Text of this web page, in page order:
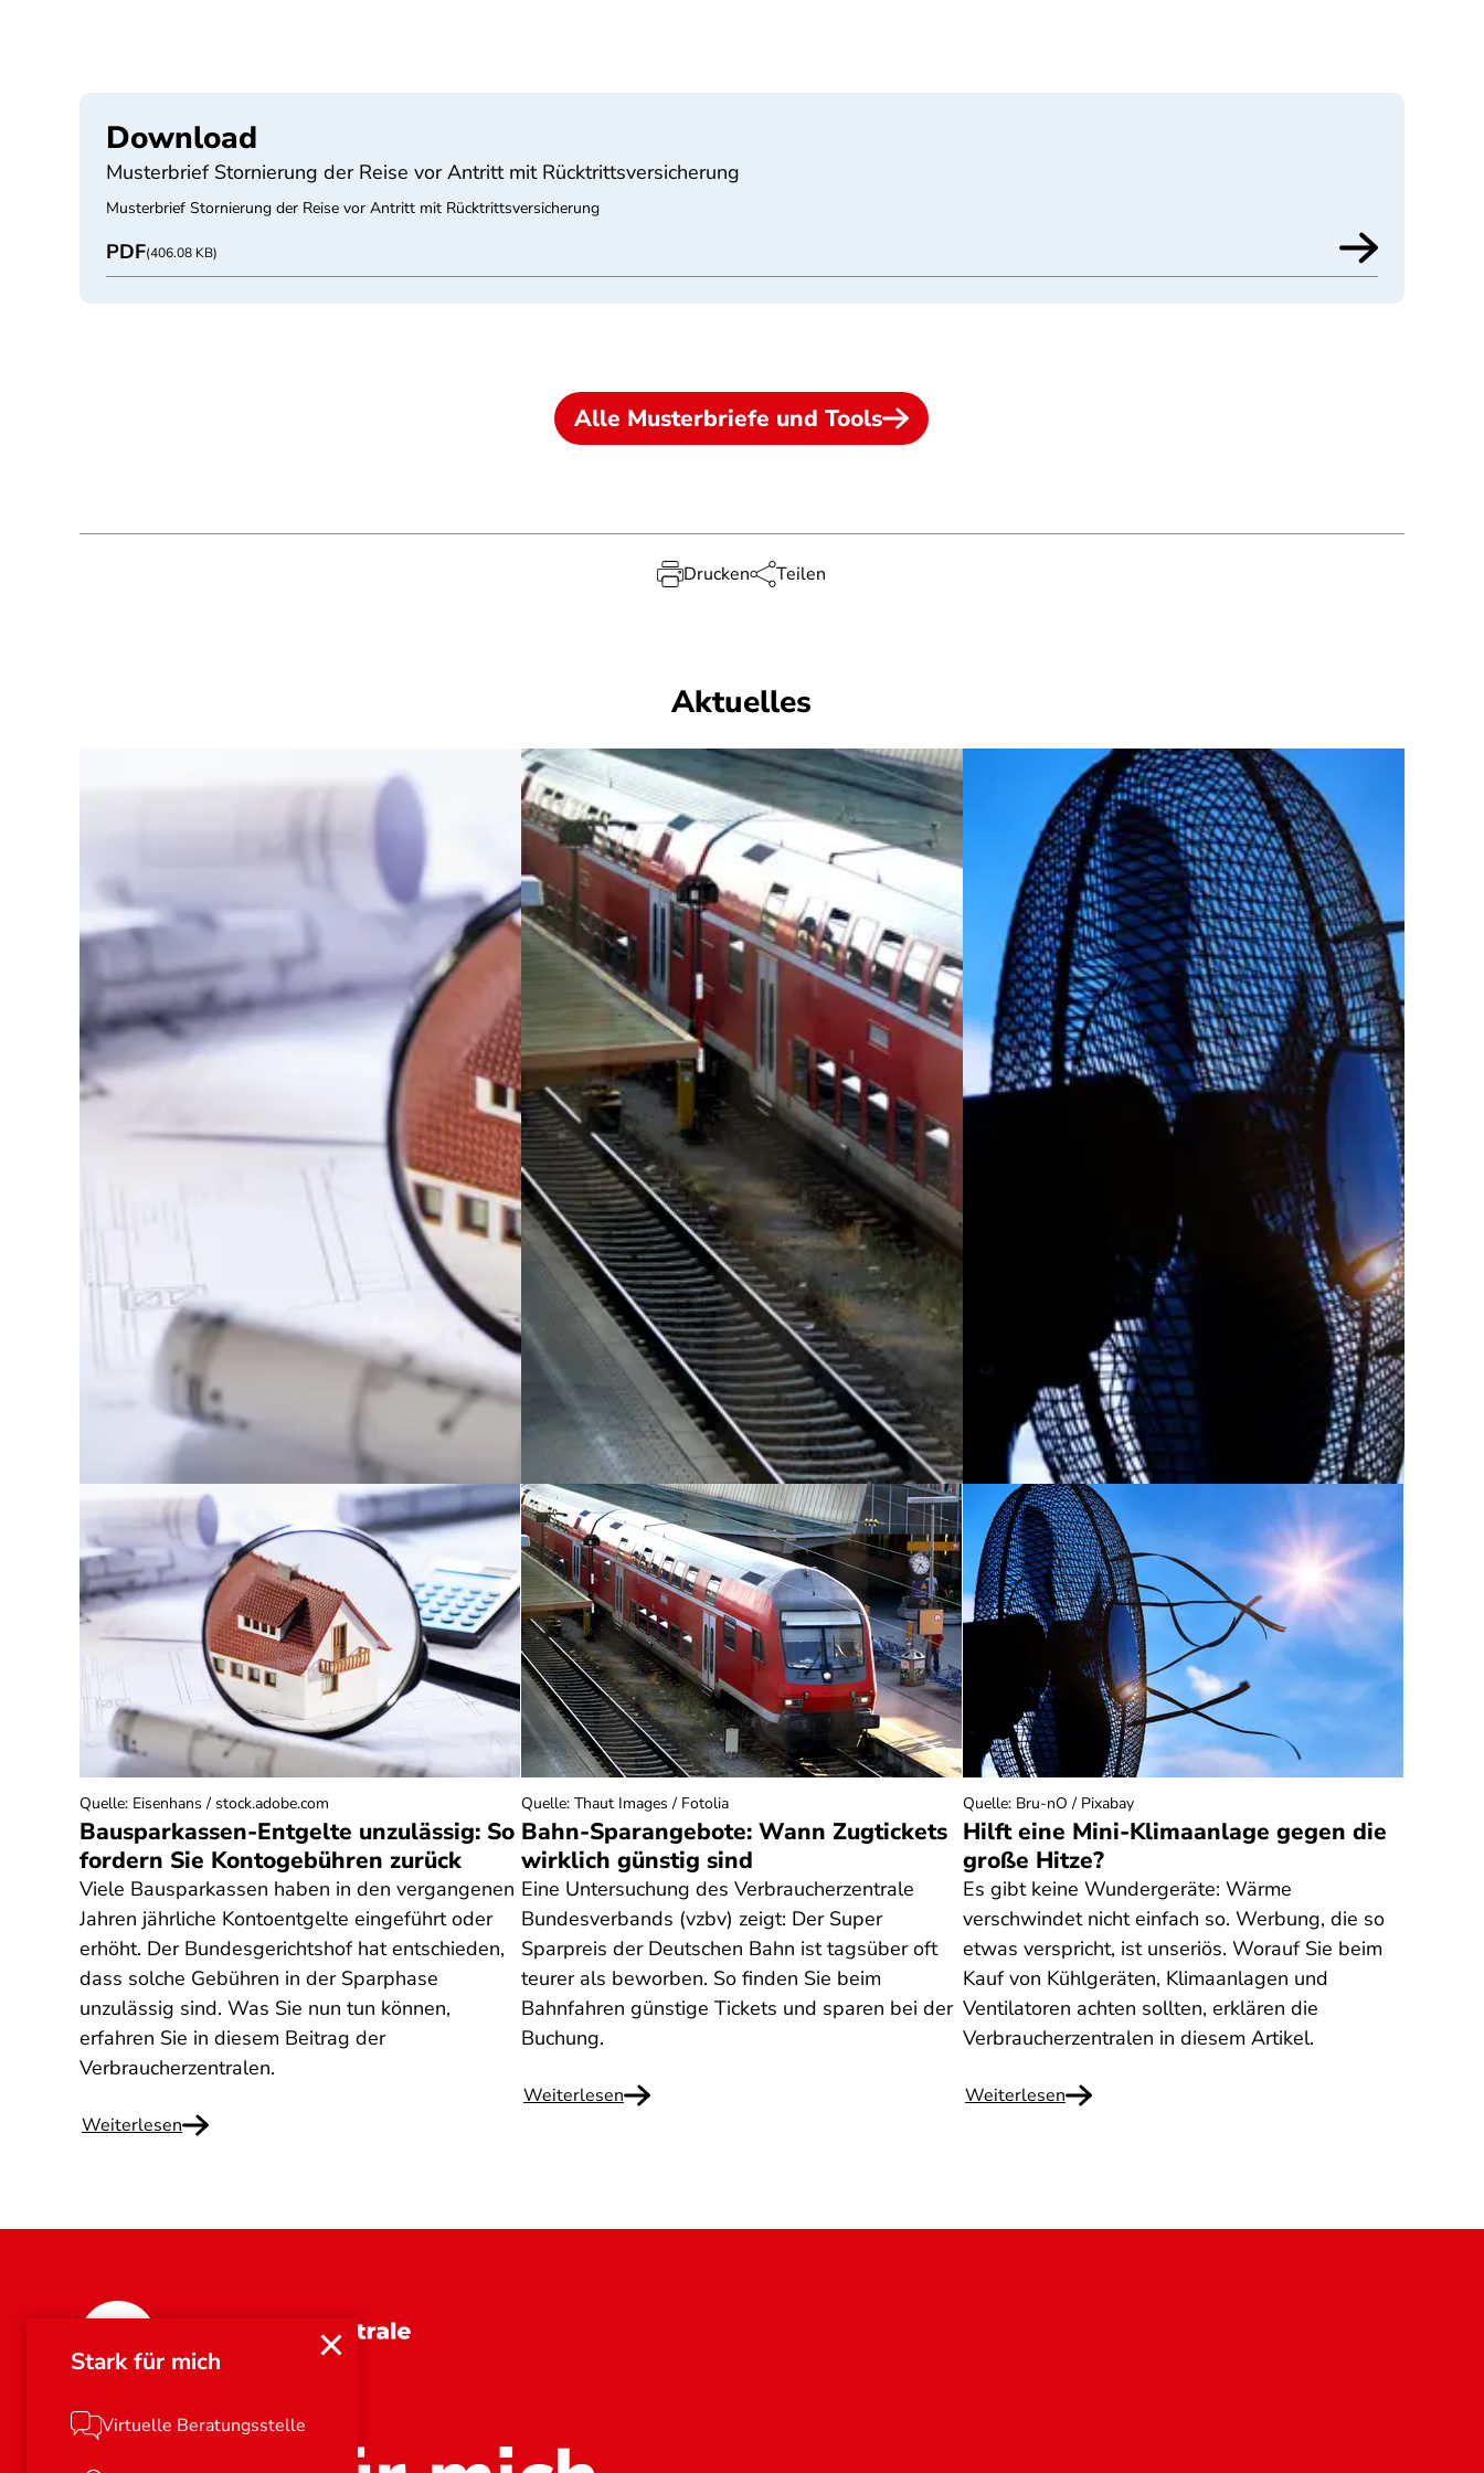
Stark für mich
Virtuelle Beratungsstelle
Download
Musterbrief Stornierung der Reise vor Antritt mit Rücktrittsversicherung
Musterbrief Stornierung der Reise vor Antritt mit Rücktrittsversicherung
PDF(406.08 KB)
Alle Musterbriefe und Tools
Drucken Teilen
Aktuelles
Bausparkassen-Entgelte unzulässig: So
fordern Sie Kontogebühren zurück
Viele Bausparkassen haben in den vergangenen
Jahren jährliche Kontoentgelte eingeführt oder
erhöht. Der Bundesgerichtshof hat entschieden,
dass solche Gebühren in der Sparphase
unzulässig sind. Was Sie nun tun können,
erfahren Sie in diesem Beitrag der
Verbraucherzentralen.
Weiterlesen
Quelle: Eisenhans / stock.adobe.com
Bahn-Sparangebote: Wann Zugtickets
wirklich günstig sind
Eine Untersuchung des Verbraucherzentrale
Bundesverbands (vzbv) zeigt: Der Super
Sparpreis der Deutschen Bahn ist tagsüber oft
teurer als beworben. So finden Sie beim
Bahnfahren günstige Tickets und sparen bei der
Buchung.
Weiterlesen
Quelle: Thaut Images / Fotolia
Hilft eine Mini-Klimaanlage gegen die
große Hitze?
Es gibt keine Wundergeräte: Wärme
verschwindet nicht einfach so. Werbung, die so
etwas verspricht, ist unseriös. Worauf Sie beim
Kauf von Kühlgeräten, Klimaanlagen und
Ventilatoren achten sollten, erklären die
Verbraucherzentralen in diesem Artikel.
Weiterlesen
Quelle: Bru-nO / Pixabay
Bayern